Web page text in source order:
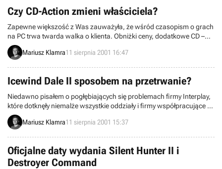
Czy CD-Action zmieni właściciela?
Zapewne większość z Was zauważyła, że wśród czasopism o grach
na PC trwa twarda walka o klienta. Obniżki ceny, dodatkowe CD –
wszystko to ma na celu pognębienie konkurencji. Słabsze (czytaj:
polskie) tytuły pierwsze padają ofiarą, czego widocznym przykładem
wydająca w Polsce m.in. CD-Action i Action Plus może mieć
poważne problemy.
Mariusz Klamra11 sierpnia 2001 16:47
Icewind Dale II sposobem na przetrwanie?
Niedawno pisałem o pogłębiających się problemach firmy Interplay,
które dotknęły niemalże wszystkie oddziały i firmy współpracujące –
jedynie „perła w koronie” stajni Interplayu, czyli Bioware wydawała
się nietknięta kryzysem, czemu trudno się dziwić biorąc pod uwagę,
powierzchni. Ostatnie informacje świadczą jednak, że i Bioware
może mieć kłopoty.
Mariusz Klamra11 sierpnia 2001 15:37
Oficjalne daty wydania Silent Hunter II i
Destroyer Command